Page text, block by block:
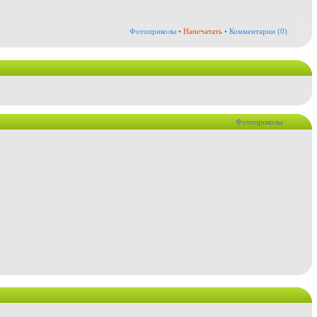
Фотоприколы • Напечатать • Комментарии (0)
Фотоприколы